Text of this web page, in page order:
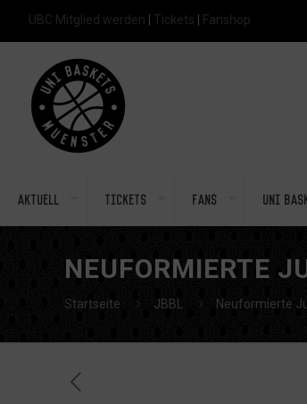
UBC Mitglied werden Tickets Fanshop
Aktuell Tickets Fans Uni
NEUFORMIERTE
Startseite JBBL Neuformierte